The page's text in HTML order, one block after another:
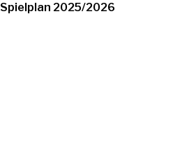
Spielplan 2025/2026